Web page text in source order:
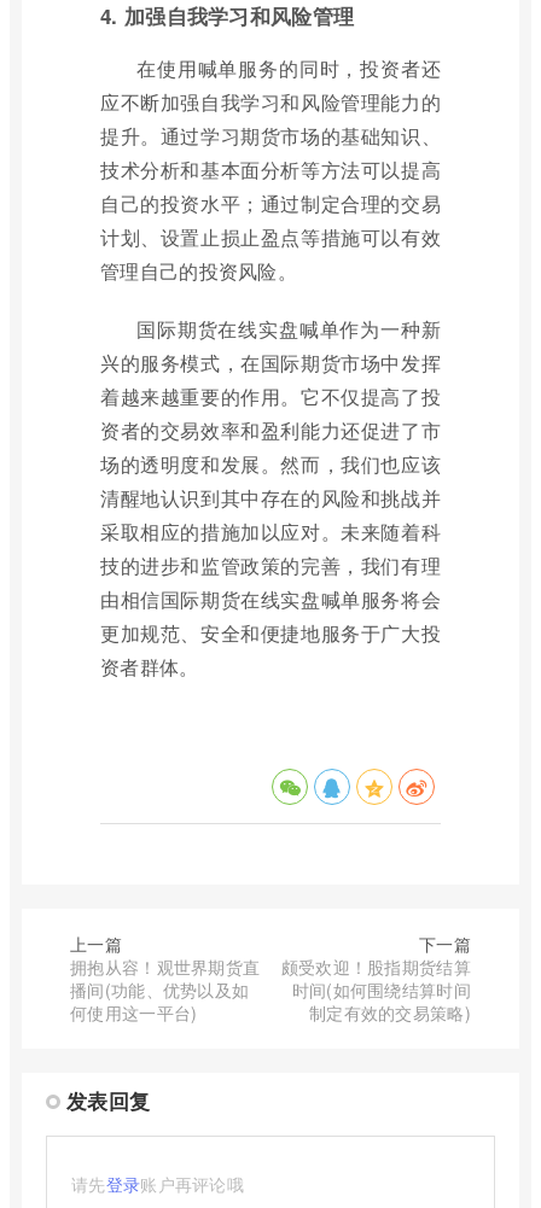
4. 加强自我学习和风险管理
在使用喊单服务的同时，投资者还
应不断加强自我学习和风险管理能力的
提升。通过学习期货市场的基础知识、
技术分析和基本面分析等方法可以提高
自己的投资水平；通过制定合理的交易
计划、设置止损止盈点等措施可以有效
管理自己的投资风险。
国际期货在线实盘喊单作为一种新
兴的服务模式，在国际期货市场中发挥
着越来越重要的作用。它不仅提高了投
资者的交易效率和盈利能力还促进了市
场的透明度和发展。然而，我们也应该
清醒地认识到其中存在的风险和挑战并
采取相应的措施加以应对。未来随着科
技的进步和监管政策的完善，我们有理
由相信国际期货在线实盘喊单服务将会
更加规范、安全和便捷地服务于广大投
资者群体。
上一篇
拥抱从容！观世界期货直
播间(功能、优势以及如
何使用这一平台)
下一篇
颇受欢迎！股指期货结算
时间(如何围绕结算时间
制定有效的交易策略)
发表回复
请先登录账户再评论哦